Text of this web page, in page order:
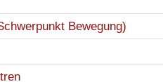
Bewegung)